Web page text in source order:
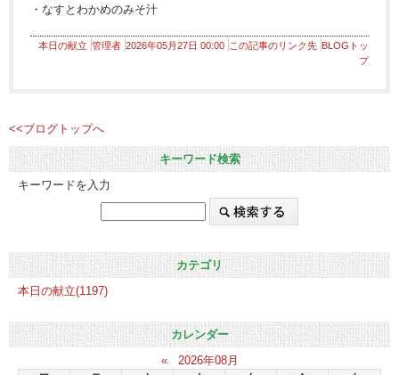
・なすとわかめのみそ汁
本日の献立 管理者 2026年05月27日 00:00 この記事のリンク先 BLOGトッ
プ
<<ブログトップへ
キーワード検索
キーワードを入力
カテゴリ
本日の献立(1197)
カレンダー
«
2026年08月